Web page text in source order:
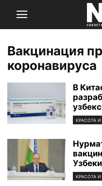
Вакцинация
коронавируса
В
КРАСОТА
КРАСОТА